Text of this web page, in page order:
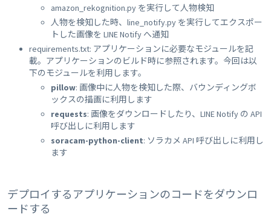
amazon_rekognition.py を実行して人物検知
人物を検知した時、line_notify.py を実行してエクスポー
トした画像を LINE Notify へ通知
requirements.txt: アプリケーションに必要なモジュールを記
載。アプリケーションのビルド時に参照されます。今回は以
下のモジュールを利用します。
pillow: 画像中に人物を検知した際、バウンディングボ
ックスの描画に利用します
requests: 画像をダウンロードしたり、LINE Notify の API
呼び出しに利用します
soracam-python-client: ソラカメ API 呼び出しに利用し
ます
デプロイするアプリケーションのコードをダウンロ
ードする